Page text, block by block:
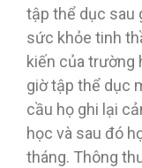
tập thể dục sau
sức khỏe tinh
kiến của trường
giờ tập thể dục
cầu họ ghi lại
học và sau đó
tháng. Thông